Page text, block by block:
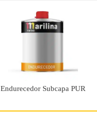
Endurecedor Subcapa PUR